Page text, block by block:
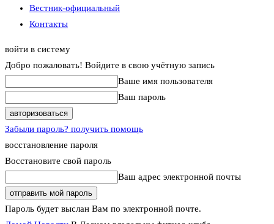
Вестник-официальный
Контакты
войти в систему
Добро пожаловать! Войдите в свою учётную запись
Ваше имя пользователя
Ваш пароль
Забыли пароль? получить помощь
восстановление пароля
Восстановите свой пароль
Ваш адрес электронной почты
Пароль будет выслан Вам по электронной почте.